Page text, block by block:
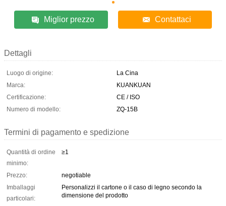
Miglior prezzo Contattaci
Dettagli
Luogo di origine:
La Cina
Marca:
KUANKUAN
Certificazione:
CE / ISO
Numero di modello:
ZQ-15B
Termini di pagamento e spedizione
Quantità di ordine
minimo:
≥1
Prezzo:
negotiable
Imballaggi
particolari:
Personalizzi il cartone o il caso di legno secondo la
dimensione del prodotto